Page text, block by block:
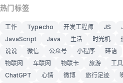
热门标签
工作 Typecho 开发工程师 JS
JavaScript
Java 生活 时光机
说说
微信 公众号 小程序
碎语
物联网
车联网 物联卡 旅游
工
ChatGPT
心情 微博 旅行足迹